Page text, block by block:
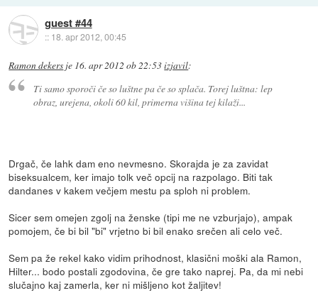
guest #44
:: 18. apr 2012, 00:45
Ramon dekers je 16. apr 2012 ob 22:53izjavil:
Ti samo sporoči če so luštne pa če so splača. Torej luštna: lep
obraz, urejena, okoli 60 kil, primerna višina tej kilaži...
Drgač, če lahk dam eno nevmesno. Skorajda je za zavidat
biseksualcem, ker imajo tolk več opcij na razpolago. Biti tak
dandanes v kakem večjem mestu pa sploh ni problem.
Sicer sem omejen zgolj na ženske (tipi me ne vzburjajo), ampak
pomojem, če bi bil "bi" vrjetno bi bil enako srečen ali celo več.
Sem pa že rekel kako vidim prihodnost, klasični moški ala Ramon,
Hilter... bodo postali zgodovina, če gre tako naprej. Pa, da mi nebi
slučajno kaj zamerla, ker ni mišljeno kot žaljitev!